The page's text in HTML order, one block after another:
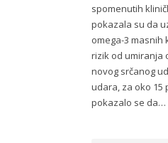
spomenutih
pokazala su da
omega-3 masnih
rizik od umiranja
novog srčanog
udara, za oko 15
pokazalo se da…